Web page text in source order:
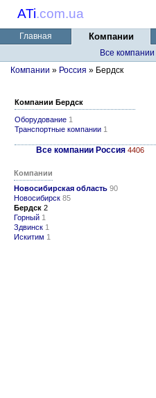
ATi.com.ua
Главная Компании
Все компании
Компании » Россия » Бердск
Компании Бердск
Оборудование 1
Транспортные компании 1
Все компании Россия 4406
Компании
Новосибирская область 90
Новосибирск 85
Бердск 2
Горный 1
Здвинск 1
Искитим 1